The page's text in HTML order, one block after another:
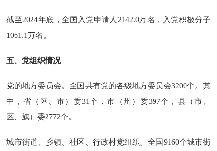
截至2024年底，全国入党申请人2142.0万名，入党积极分子
1061.1万名。
五、党组织情况
党的地方委员会。全国共有党的各级地方委员会3200个。其
中，省（区、市）委31个，市（州）委397个，县（市、
区、旗）委2772个。
城市街道、乡镇、社区、行政村党组织。全国9160个城市街